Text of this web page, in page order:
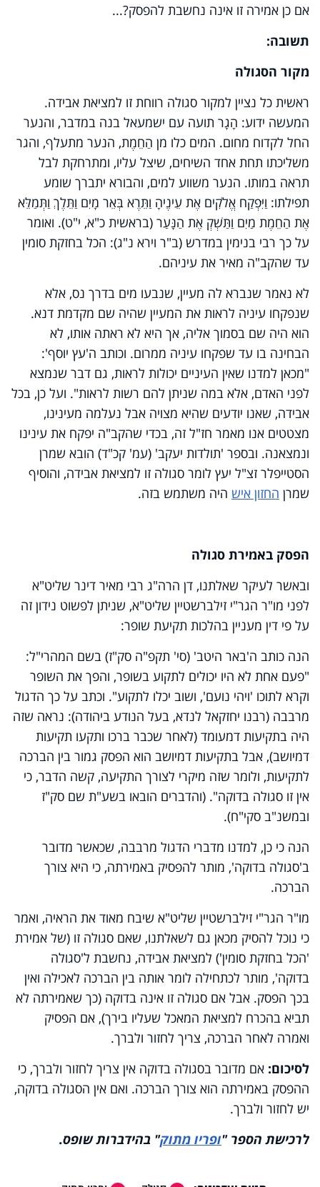
אם כן אמירה זו אינה נחשבת להפסק?...
תשובה:
מקור הסגולה
ראשית כל נציין למקור סגולה רווחת זו למציאת אבידה.
המעשה ידוע: הָגָר תועה עם ישמעאל בנה במדבר, והנער
החל לקדוח מחום. המים כלו מן הַחֵמֶת, הנער מתעלף, והגר
משליכתו תחת אחד השיחים, שיצל עליו, ומתרחקת לבל
תראה במותו. הנער משווע למים, והבורא יתברך שומע
תפילתו: וַיִּפְקַח אֱלֹקִים אֶת עֵינֶיהָ וַתֵּרֶא בְּאֵר מָיִם וַתֵּלֶךְ וַתְּמַלֵּא
אֶת הַחֵמֶת מַיִם וַתַּשְׁקְ אֶת הַנָּעַר (בראשית כ"א, י"ט). ואומר
על כך רבי בנימין במדרש (ב"ר וירא נ"ג): הכל בחזקת סומין
עד שהקב"ה מאיר את עיניהם.
לא נאמר שנברא לה מעיין, שנבעו מים בדרך נס, אלא
שנפקחו עיניה לראות את המעיין שהיה שם מקדמת דנא.
הוא היה שם בסמוך אליה, אך היא לא ראתה אותו, לא
הבחינה בו עד שפקחו עיניה ממרום. וכותב ה'עץ יוסף':
"מכאן למדנו שאין העיניים יכולות לראות, גם דבר שנמצא
לפני האדם, אלא במה שניתן להם רשות לראות". ועל כן, בכל
אבידה, שאנו יודעים שהיא מצויה אבל נעלמה מעינינו,
מצטטים אנו מאמר חז"ל זה, בכדי שהקב"ה יפקח את עינינו
ונמצאנה. ובספר 'תולדות יעקב' (עמ' קכ"ד) הובא שמרן
הסטייפלר זצ"ל יעץ לומר סגולה זו למציאת אבידה, והוסיף
שמרן החזון איש היה משתמש בזה.
הפסק באמירת סגולה
ובאשר לעיקר שאלתנו, דן הרה"ג רבי מאיר דינר שליט"א
לפני מו"ר הגר"י זילברשטיין שליט"א, שניתן לפשוט נידון זה
על פי דין מעניין בהלכות תקיעת שופר:
הנה כותב ה'באר היטב' (סי' תקפ"ה סק"ז) בשם המהרי"ל:
"פעם אחת לא היו יכולים לתקוע בשופר, והפך את השופר
וקרא לתוכו 'ויהי נועם', ושוב יכלו לתקוע". וכתב על כך הדגול
מרבבה (רבנו יחזקאל לנדא, בעל הנודע ביהודה): נראה שזה
היה בתקיעות דמעומד (לאחר שכבר ברכו ותקעו תקיעות
דמיושב), אבל בתקיעות דמיושב הוא הפסק גמור בין הברכה
לתקיעות, ולומר שזה מיקרי לצורך התקיעה, קשה הדבר, כי
אין זו סגולה בדוקה". (והדברים הובאו בשע"ת שם סק"ז
ובמשנ"ב סקי"ח).
הנה כי כן, למדנו מדברי הדגול מרבבה, שכאשר מדובר
ב'סגולה בדוקה', מותר להפסיק באמירתה, כי היא צורך
הברכה.
מו"ר הגר"י זילברשטיין שליט"א שיבח מאוד את הראיה, ואמר
כי נוכל להסיק מכאן גם לשאלתנו, שאם סגולה זו (של אמירת
'הכל בחזקת סומין') למציאת אבידה, נחשבת ל'סגולה
בדוקה', מותר לכתחילה לומר אותה בין הברכה לאכילה ואין
בכך הפסק. אבל אם סגולה זו אינה בדוקה (כך שאמירתה לא
תביא בהכרח למציאת המאכל שעליו בירך), אם הפסיק
ואמרה לאחר הברכה, צריך לחזור ולברך.
לסיכום: אם מדובר בסגולה בדוקה אין צריך לחזור ולברך, כי
ההפסק באמירתה הוא צורך הברכה. ואם אין הסגולה בדוקה,
יש לחזור ולברך.
לרכישת הספר "ופריו מתוק" בהידברות שופס.